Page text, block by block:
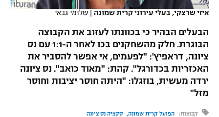
תוצאות
לוח שידורים
ברחבה
"מעל הליגה" – פודקאסט
הפועל תל אביב
הפועל חיפה
הפועל באר שבע
מכבי נתניה
בני יהודה
ליגה הולנדית
ליגה טורקית
ליגות נוספות
דני אבדיה
שחייה
ג'ודו
אגרוף
ספורט אולימפי
איזי שרצקי, בעלי עירוני קרית שמונה | שלומי גבאי
הבעלים הבהיר כי בכוונתו לעזוב את הקבוצה
הבוגרת. חלק מהשחקנים בכו לאחר ה-1:1 עם נס
ציונה, דראפיץ': "לפעמים, אי אפשר להסביר את
האכזריות בכדורגל". קהת: "מאוד כואב". נס ציונה
ירדה מעשית, בוזגלו: "היתה חוסר יציבות וחוסר
מזל"
קבוצות: הפועל קרית שמונה סקציה נס ציונה